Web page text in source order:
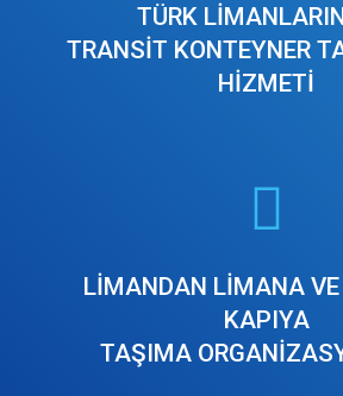
TÜRK
TRANSİT KONTEYNER
HİZMETİ
LİMANDAN LİMANA
KAPIYA
TAŞIMA